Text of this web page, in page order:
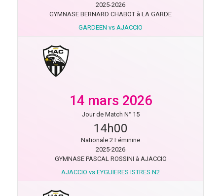
2025-2026
GYMNASE BERNARD CHABOT à LA GARDE
GARDEEN vs AJACCIO
14 mars 2026
Jour de Match N° 15
14h00
Nationale 2 Féminine
2025-2026
GYMNASE PASCAL ROSSINI à AJACCIO
AJACCIO vs EYGUIERES ISTRES N2